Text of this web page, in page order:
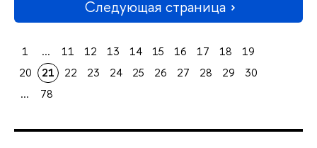
Следующая страница
1 ... 11 12 13 14 15 16 17 18
19
20
21 22 23 24 25 26 27 28 29
30
...
78